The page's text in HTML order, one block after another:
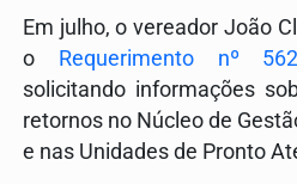
Em julho, o vereador João
o
Requerimento nº
solicitando informações
retornos no Núcleo de
e nas Unidades de Pronto